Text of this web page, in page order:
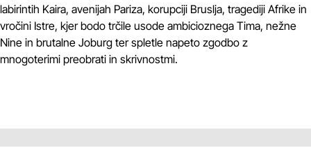
labirintih Kaira, avenijah Pariza, korupciji Bruslja, tragediji Afrike in
vročini Istre, kjer bodo trčile usode ambicioznega Tima, nežne
Nine in brutalne Joburg ter spletle napeto zgodbo z
mnogoterimi preobrati in skrivnostmi.